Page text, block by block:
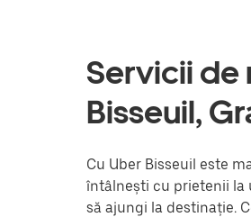
Servicii de
Bisseuil,
Cu Uber Bisseuil este
întâlnești cu prietenii la
să ajungi la destinație.